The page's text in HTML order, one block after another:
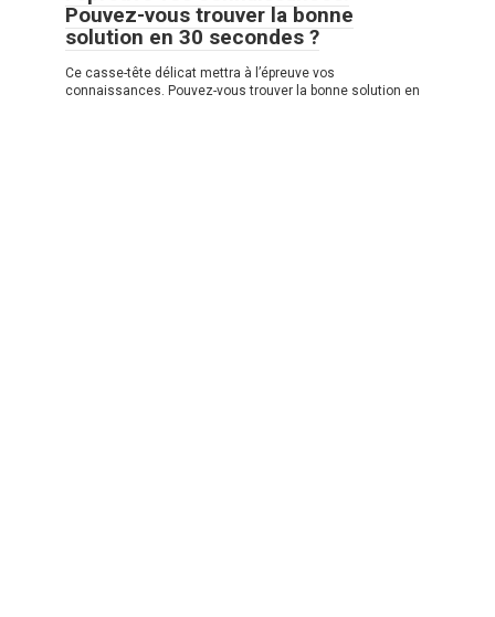
Pouvez-vous trouver la bonne
solution en 30 secondes ?
Ce casse-tête délicat mettra à l’épreuve vos
connaissances. Pouvez-vous trouver la bonne solution en